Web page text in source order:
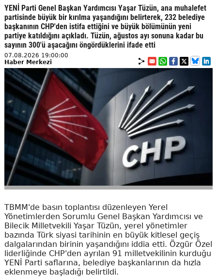
YENİ Parti Genel Başkan Yardımcısı Yaşar Tüzün, ana muhalefet
partisinde büyük bir kırılma yaşandığını belirterek, 232 belediye
başkanının CHP'den istifa ettiğini ve büyük bölümünün yeni
partiye katıldığını açıkladı. Tüzün, ağustos ayı sonuna kadar bu
sayının 300'ü aşacağını öngördüklerini ifade etti
07.08.2026 19:00:00
Haber Merkezi
TBMM'de basın toplantısı düzenleyen Yerel
Yönetimlerden Sorumlu Genel Başkan Yardımcısı ve
Bilecik Milletvekili Yaşar Tüzün, yerel yönetimler
bazında Türk siyasi tarihinin en büyük kitlesel geçiş
dalgalarından birinin yaşandığını iddia etti. Özgür Özel
liderliğinde CHP'den ayrılan 91 milletvekilinin kurduğu
YENİ Parti saflarına, belediye başkanlarının da hızla
eklenmeye başladığı belirtildi.